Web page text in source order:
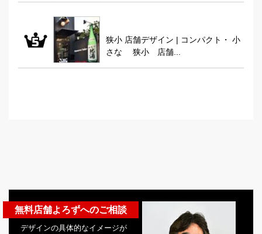
狭小 店舗デザイン | コンパクト・ 小
さな 狭小 店舗...
無料店舗よろずへのご相談
デザインの具体的なイメージが